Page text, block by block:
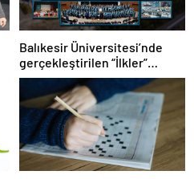
Balıkesir Üniversitesi’nde
gerçekleştirilen “İlkler”
üniversitenin geleceğini
şekillendiriyor